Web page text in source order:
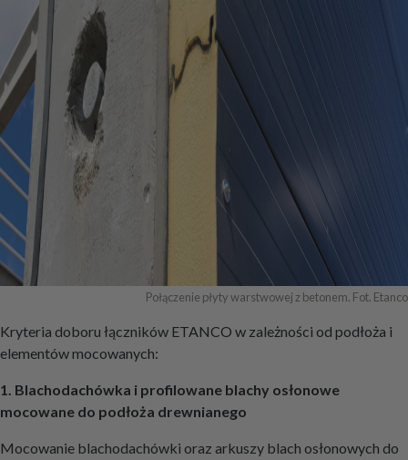
Połączenie płyty warstwowej z betonem. Fot. Etanco
Kryteria doboru łączników ETANCO w zależności od podłoża i
elementów mocowanych:
1. Blachodachówka i profilowane blachy osłonowe
mocowane do podłoża drewnianego
Mocowanie blachodachówki oraz arkuszy blach osłonowych do